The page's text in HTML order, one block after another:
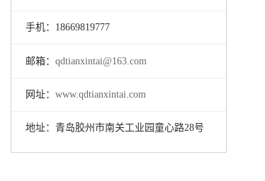
手机：18669819777
邮箱： qdtianxintai@163.com
网址： www.qdtianxintai.com
地址：青岛胶州市南关工业园童心路28号